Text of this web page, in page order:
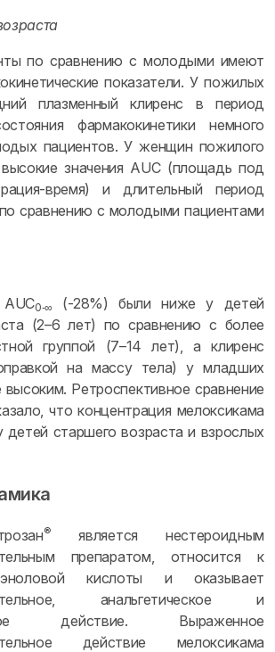
по сравнению с молодыми имеют
показатели. У пожилых
плазменный клиренс в период
фармакокинетики немного
пациентов. У женщин пожилого
значения AUC (площадь под
время) и длительный период
сравнению с молодыми пациентами
0‑∞
(-28%) были ниже у детей
(2–6 лет) по сравнению с более
группой (7–14 лет), а клиренс
на массу тела) у младших
Ретроспективное сравнение
что концентрация мелоксикама
детей старшего возраста и взрослых
®
является нестероидным
препаратом, относится к
кислоты и оказывает
анальгетическое и
действие. Выраженное
действие мелоксикама